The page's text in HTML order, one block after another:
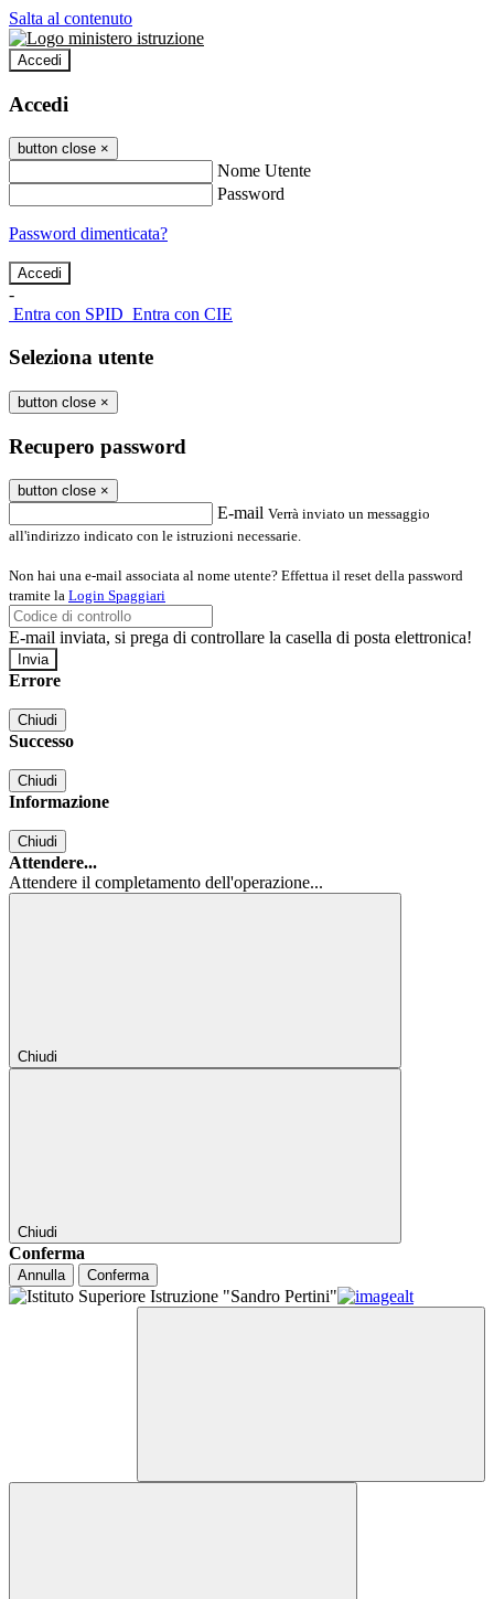
Salta al contenuto
Accedi
Accedi
button close ×
Nome Utente
Password
Password dimenticata?
-
Entra con SPID Entra con CIE
Seleziona utente
button close ×
Recupero password
button close ×
E-mail Verrà inviato un messaggio
all'indirizzo indicato con le istruzioni necessarie.
Non hai una e-mail associata al nome utente? Effettua il reset della password
tramite la Login Spaggiari
E-mail inviata, si prega di controllare la casella di posta elettronica!
Errore
Chiudi
Successo
Chiudi
Informazione
Chiudi
Attendere...
Attendere il completamento dell'operazione...
Chiudi
Chiudi
Conferma
Annulla Conferma